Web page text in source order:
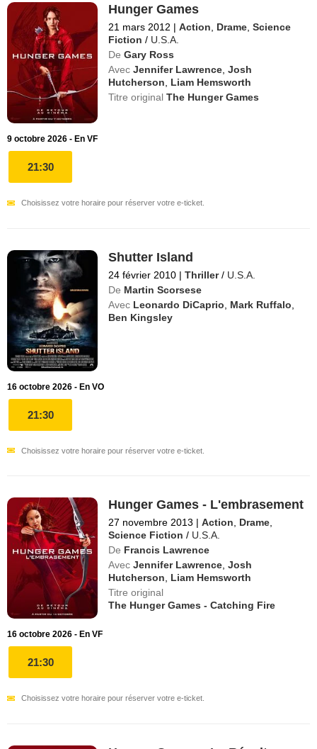
Hunger Games
21 mars 2012 | Action, Drame,Science
Fiction / U.S.A.
De Gary Ross
Avec Jennifer Lawrence,Josh
Hutcherson, Liam Hemsworth
Titre originalThe Hunger Games
9 octobre 2026 - En VF
21:30
Choisissez votre horaire pour réserver votre e-ticket.
Shutter Island
24 février 2010 | Thriller / U.S.A.
De Martin Scorsese
Avec Leonardo DiCaprio Mark Ruffalo
Ben Kingsley
16 octobre 2026 - En VO
21:30
Choisissez votre horaire pour réserver votre e-ticket.
Hunger Games - L'embrasement
27 novembre 2013 | Action, Drame,
Science Fiction / U.S.A.
De Francis Lawrence
Avec Jennifer Lawrence,Josh
Hutcherson, Liam Hemsworth
Titre original
The Hunger Games - Catching Fire
16 octobre 2026 - En VF
21:30
Choisissez votre horaire pour réserver votre e-ticket.